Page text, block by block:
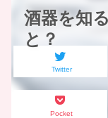
酒器を知
と？
Twitter
Pocket